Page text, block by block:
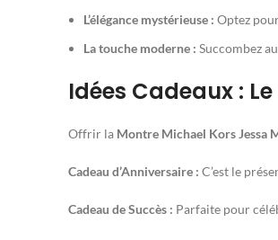
L’élégance mystérieuse : Optez
La touche moderne : Succombez
Idées Cadeaux :
Offrir la Montre Michael Kors Jessa
Cadeau d’Anniversaire : C’est le
Cadeau de Succès : Parfaite pour